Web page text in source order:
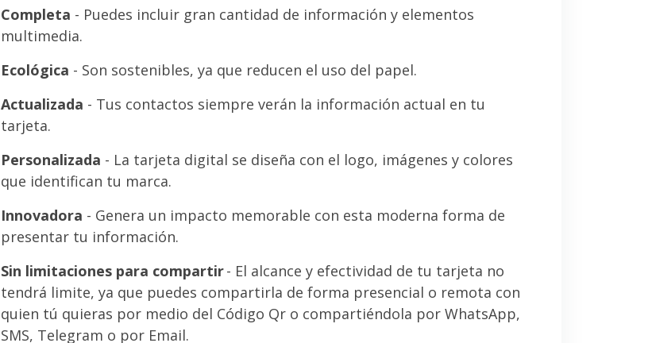
Completa - Puedes incluir gran cantidad de información y elementos
multimedia.
Ecológica - Son sostenibles, ya que reducen el uso del papel.
Actualizada - Tus contactos siempre verán la información actual en tu
tarjeta.
Personalizada - La tarjeta digital se diseña con el logo, imágenes y colores
que identifican tu marca.
Innovadora - Genera un impacto memorable con esta moderna forma de
presentar tu información.
Sin limitaciones para compartir- El alcance y efectividad de tu tarjeta no
tendrá limite, ya que puedes compartirla de forma presencial o remota con
quien tú quieras por medio del Código Qr o compartiéndola por WhatsApp,
SMS, Telegram o por Email.